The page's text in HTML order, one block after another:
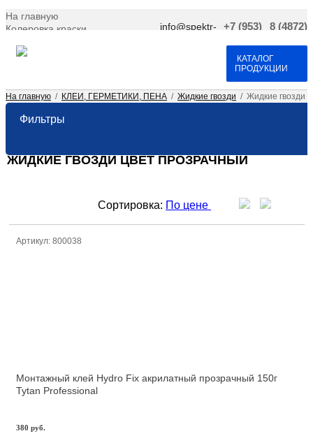
На главную
Колеровка краски
Договор оферта
info@spektr-
+7 (953)
8 (4872)
КАТАЛОГ
ПРОДУКЦИИ
На главную / КЛЕИ, ГЕРМЕТИКИ, ПЕНА / Жидкие гвозди / Жидкие гвозди
Фильтры
ЖИДКИЕ ГВОЗДИ ЦВЕТ ПРОЗРАЧНЫЙ
Сортировка: По цене
Артикул: 800038
Монтажный клей Hydro Fix акрилатный прозрачный 150г
Tytan Professional
380 руб.